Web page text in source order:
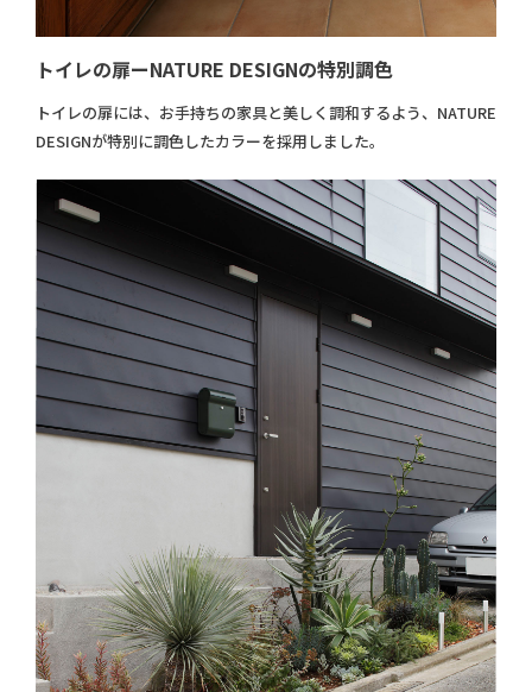
トイレの扉ーNATURE DESIGNの特別調色
トイレの扉には、お手持ちの家具と美しく調和するよう、NATURE
DESIGNが特別に調色したカラーを採用しました。